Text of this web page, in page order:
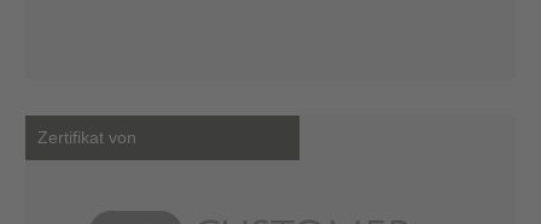
Zertifikat von